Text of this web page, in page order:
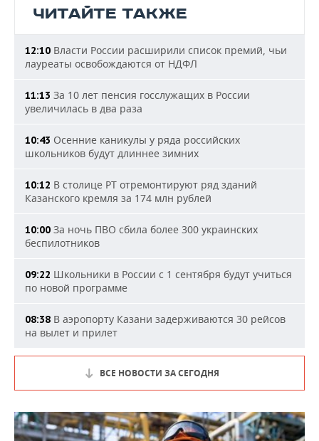
ЧИТАЙТЕ ТАКЖЕ
12:10 Власти России расширили список премий, чьи
лауреаты освобождаются от НДФЛ
11:13 За 10 лет пенсия госслужащих в России
увеличилась в два раза
10:43 Осенние каникулы у ряда российских
школьников будут длиннее зимних
10:12 В столице РТ отремонтируют ряд зданий
Казанского кремля за 174 млн рублей
10:00 За ночь ПВО сбила более 300 украинских
беспилотников
09:22 Школьники в России с 1 сентября будут учиться
по новой программе
08:38 В аэропорту Казани задерживаются 30 рейсов
на вылет и прилет
ВСЕ НОВОСТИ ЗА СЕГОДНЯ